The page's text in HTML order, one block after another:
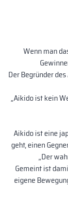
Wenn man
Der Begründer
„Aikido ist kein
Aikido ist eine
geht, einen
„Der
Gemeint ist
eigene